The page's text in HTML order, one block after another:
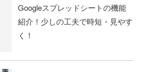
Googleスプレッドシートの機能
紹介！少しの工夫で時短・見やす
く！